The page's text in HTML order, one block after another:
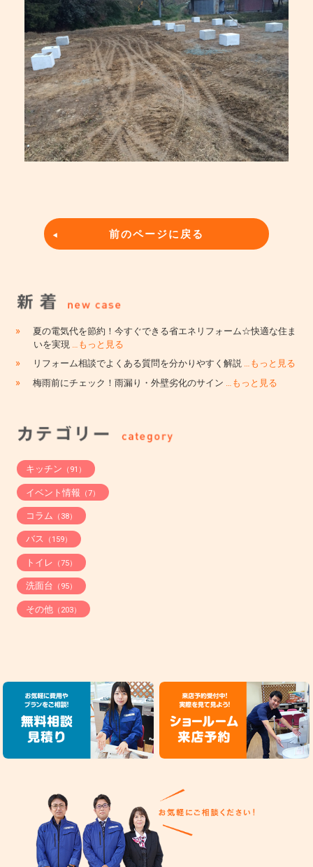
前のページに戻る
»
夏の電気代を節約！今すぐできる省エネリフォーム☆快適な住ま
いを実現 …もっと見る
» リフォーム相談でよくある質問を分かりやすく解説 …もっと見る
» 梅雨前にチェック！雨漏り・外壁劣化のサイン …もっと見る
キッチン （91）
イベント情報 （7）
コラム （38）
バス （159）
トイレ （75）
洗面台 （95）
その他（203）